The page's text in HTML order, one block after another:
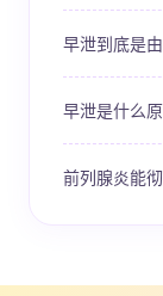
早泄到底是
早泄是什么
前列腺炎能